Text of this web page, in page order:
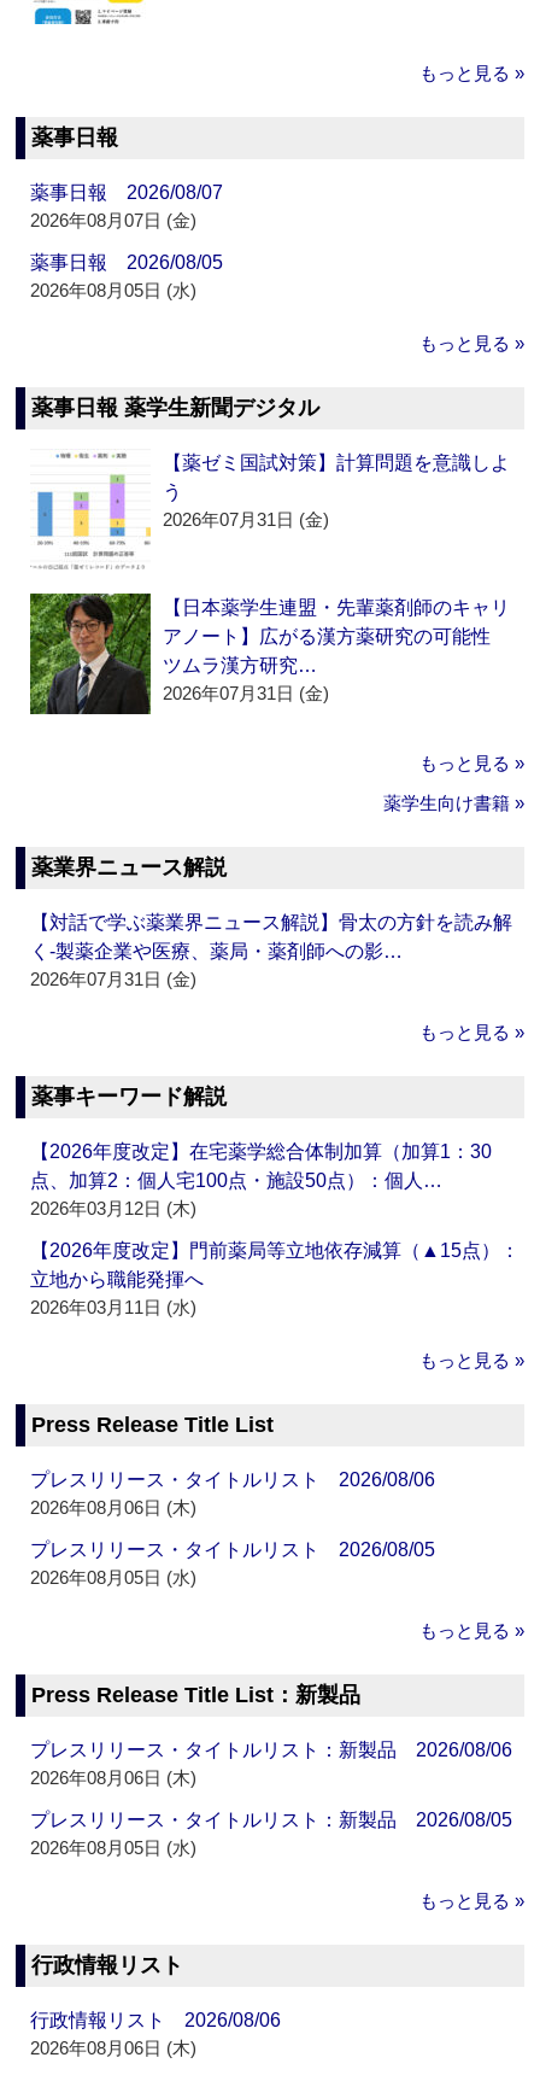
もっと見る »
薬事日報
薬事日報 2026/08/07
2026年08月07日 (金)
薬事日報 2026/08/05
2026年08月05日 (水)
もっと見る »
薬事日報 薬学生新聞デジタル
【薬ゼミ国試対策】計算問題を意識しよ
う
2026年07月31日 (金)
【日本薬学生連盟・先輩薬剤師のキャリ
アノート】広がる漢方薬研究の可能性
ツムラ漢方研究…
2026年07月31日 (金)
もっと見る »
薬学生向け書籍 »
薬業界ニュース解説
【対話で学ぶ薬業界ニュース解説】骨太の方針を読み解
く‐製薬企業や医療、薬局・薬剤師への影…
2026年07月31日 (金)
もっと見る »
薬事キーワード解説
【2026年度改定】在宅薬学総合体制加算（加算1：30
点、加算2：個人宅100点・施設50点）：個人…
2026年03月12日 (木)
【2026年度改定】門前薬局等立地依存減算（▲15点）：
立地から職能発揮へ
2026年03月11日 (水)
もっと見る »
Press Release Title List
プレスリリース・タイトルリスト 2026/08/06
2026年08月06日 (木)
プレスリリース・タイトルリスト 2026/08/05
2026年08月05日 (水)
もっと見る »
Press Release Title List：新製品
プレスリリース・タイトルリスト：新製品 2026/08/06
2026年08月06日 (木)
プレスリリース・タイトルリスト：新製品 2026/08/05
2026年08月05日 (水)
もっと見る »
行政情報リスト
行政情報リスト 2026/08/06
2026年08月06日 (木)